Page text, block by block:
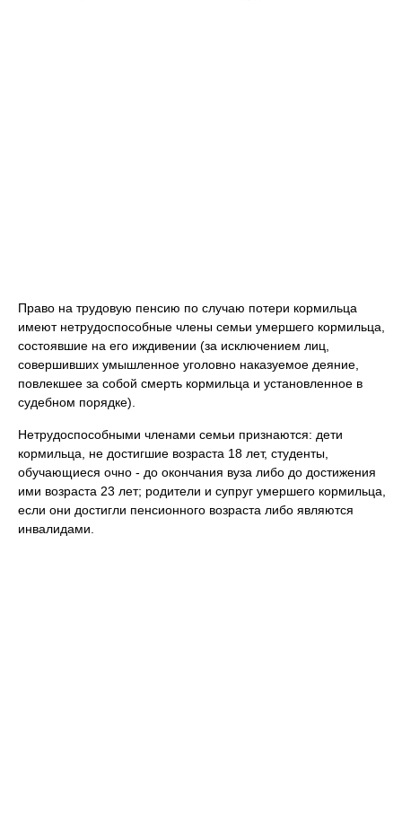
Право на трудовую пенсию по случаю потери кормильца
имеют нетрудоспособные члены семьи умершего кормильца,
состоявшие на его иждивении (за исключением лиц,
совершивших умышленное уголовно наказуемое деяние,
повлекшее за собой смерть кормильца и установленное в
судебном порядке).
Нетрудоспособными членами семьи признаются: дети
кормильца, не достигшие возраста 18 лет, студенты,
обучающиеся очно - до окончания вуза либо до достижения
ими возраста 23 лет; родители и супруг умершего кормильца,
если они достигли пенсионного возраста либо являются
инвалидами.